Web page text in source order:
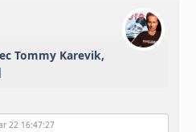
Tommy Karevik,
22 16:47:27